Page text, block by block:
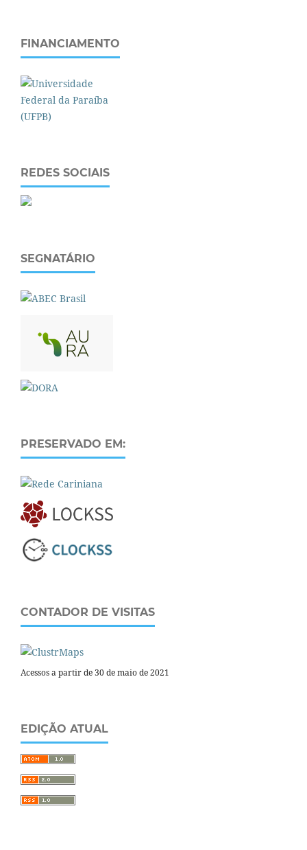
FINANCIAMENTO
REDES SOCIAIS
SEGNATÁRIO
PRESERVADO EM:
CONTADOR DE VISITAS
Acessos a partir de 30 de maio de 2021
EDIÇÃO ATUAL